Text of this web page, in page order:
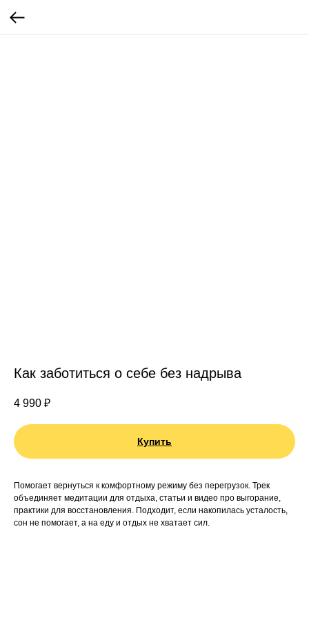
Как заботиться о себе без надрыва
4 990 ₽
Купить
Помогает вернуться к комфортному режиму без перегрузок. Трек
объединяет медитации для отдыха, статьи и видео про выгорание,
практики для восстановления. Подходит, если накопилась усталость,
сон не помогает, а на еду и отдых не хватает сил.